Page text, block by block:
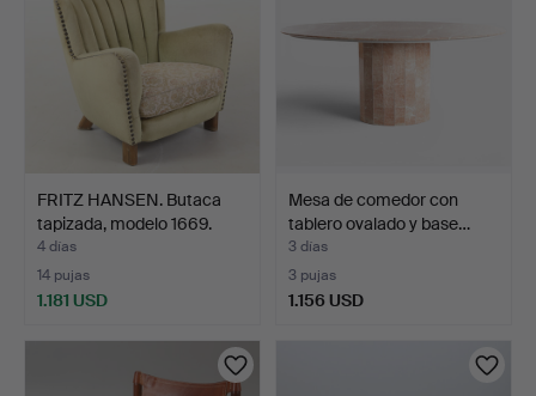
FRITZ HANSEN. Butaca
tapizada, modelo 1669.
4 días
14 pujas
1.181 USD
Mesa de comedor con
tablero ovalado y base…
3 días
3 pujas
1.156 USD